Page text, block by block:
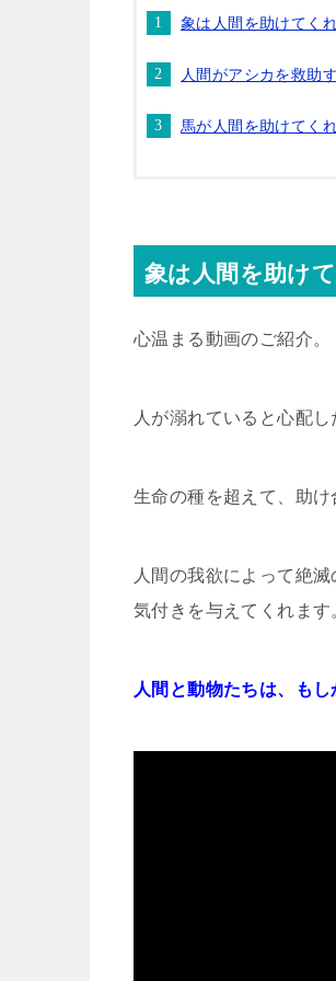
象は人間を助けてく
人間がアシカを救助
馬が人間を助けてく
象は人間を助け
心温まる動画のご紹介。
人が溺れていると心配
生命の種を超えて、助け
人間の我欲によって絶
気付きを与えてくれます
人間と動物たちは、も